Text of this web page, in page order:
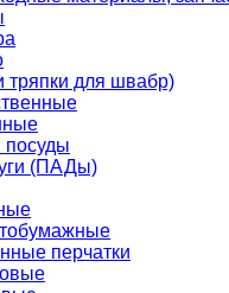
для швабр)
посуды
(ПАДы)
перчатки